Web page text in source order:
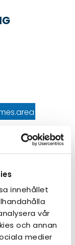
innehållet
vår
och annan
medier
!= '' ?